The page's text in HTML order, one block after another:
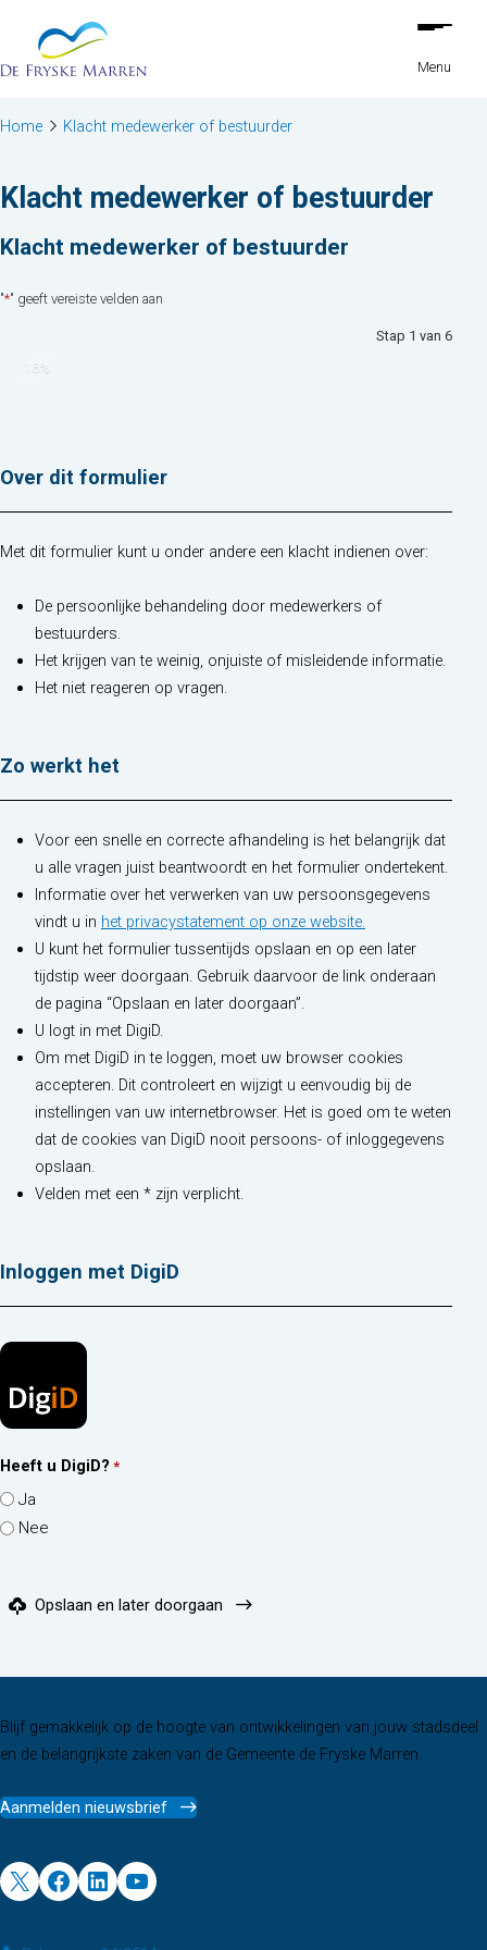
Ga naar de inhoud
Menu
Home Klacht medewerker of bestuurder
Klacht medewerker of bestuurder
Klacht medewerker of bestuurder
"*" geeft vereiste velden aan
Stap 1 van 6
16%
Over dit formulier
Met dit formulier kunt u onder andere een klacht indienen over:
De persoonlijke behandeling door medewerkers of
bestuurders.
Het krijgen van te weinig, onjuiste of misleidende informatie.
Het niet reageren op vragen.
Zo werkt het
Voor een snelle en correcte afhandeling is het belangrijk dat
u alle vragen juist beantwoordt en het formulier ondertekent.
Informatie over het verwerken van uw persoonsgegevens
vindt u in het privacystatement op onze website.
U kunt het formulier tussentijds opslaan en op een later
tijdstip weer doorgaan. Gebruik daarvoor de link onderaan
de pagina “Opslaan en later doorgaan”.
U logt in met DigiD.
Om met DigiD in te loggen, moet uw browser cookies
accepteren. Dit controleert en wijzigt u eenvoudig bij de
instellingen van uw internetbrowser. Het is goed om te weten
dat de cookies van DigiD nooit persoons- of inloggegevens
opslaan.
Velden met een * zijn verplicht.
Inloggen met DigiD
Heeft u DigiD? *
Ja
Nee
Opslaan en later doorgaan
Blijf gemakkelijk op de hoogte van ontwikkelingen van jouw stadsdeel
en de belangrijkste zaken van de Gemeente de Fryske Marren.
Aanmelden nieuwsbrief
X Facebook LinkedIn YouTube
van